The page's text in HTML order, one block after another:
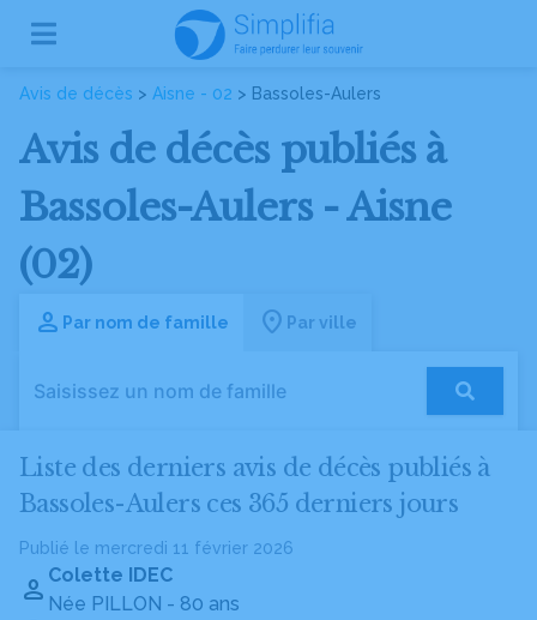
Avis de décès > Aisne - 02 > Bassoles-Aulers
Avis de décès publiés à
Bassoles-Aulers - Aisne
(02)
Par nom de famille Par ville
Liste des derniers avis de décès publiés à
Bassoles-Aulers ces 365 derniers jours
Publié le mercredi 11 février 2026
Colette IDEC
Née PILLON - 80 ans